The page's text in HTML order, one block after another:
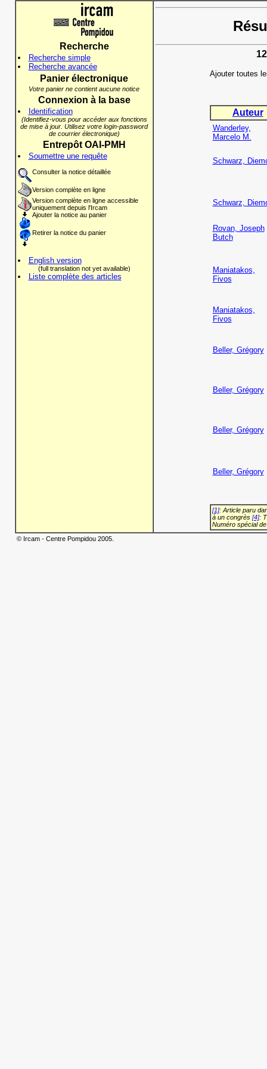
Recherche
Recherche simple
Recherche avancée
Panier électronique
Votre panier ne contient aucune notice
Connexion à la base
Identification
(Identifiez-vous pour accéder aux fonctions
de mise à jour. Utilisez votre login-password
de courrier électronique)
Entrepôt OAI-PMH
Soumettre une requête
Consulter la notice détaillée
Version complète en ligne
Version complète en ligne accessible
uniquement depuis l'Ircam
Ajouter la notice au panier
Retirer la notice du panier
English version
(full translation not yet available)
Liste complète des articles
Ajouter toutes
Auteur
Wanderley,
Marcelo M.
Schwarz,
Schwarz,
Rovan, Joseph
Butch
Maniatakos,
Fivos
Maniatakos,
Fivos
Beller, Grégory
Beller, Grégory
Beller, Grégory
Beller, Grégory
[1]: Article paru
à un congrès [4]:
Numéro spécial
© Ircam - Centre Pompidou 2005.